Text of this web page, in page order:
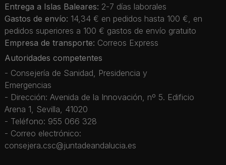
Entrega a Islas Baleares: 2-7 días laborales
Gastos de envío: 14,34 € en pedidos hasta 100 €, en
pedidos superiores a 100 € gastos de envío gratuito
Empresa de transporte: Correos Express
Autoridades competentes
- Consejería de Sanidad, Presidencia y
Emergencias
- Dirección: Avenida de la Innovación, nº 5. Edificio
Arena 1, Sevilla, 41020
- Teléfono: 955 066 328
- Correo electrónico:
consejera.csc@juntadeandalucia.es